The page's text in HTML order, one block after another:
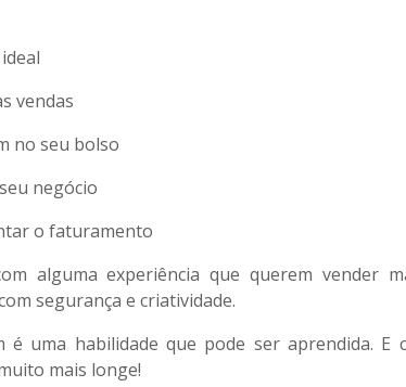
vendas
no seu bolso
negócio
o faturamento
alguma experiência que querem vender
segurança e criatividade.
é uma habilidade que pode ser aprendida. E
mais longe!